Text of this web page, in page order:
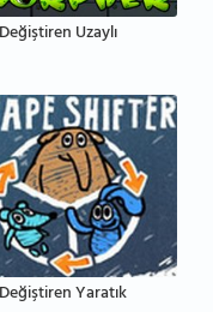
Uzaylı
Yaratık